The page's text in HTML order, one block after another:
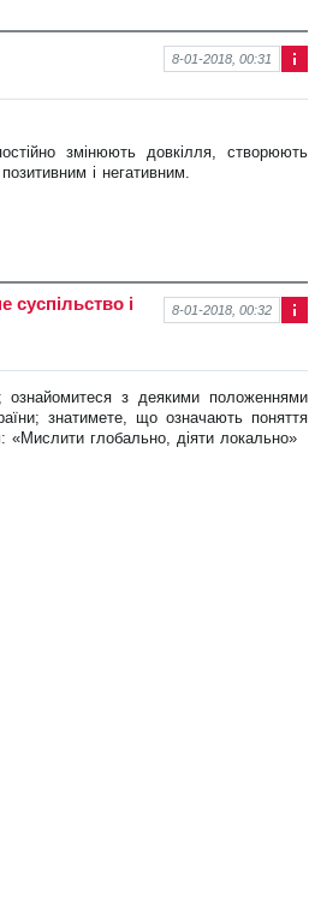
ор
про
8-01-2018, 00:31
змінюють довкілля, створюють
і негативним.
ма
про
нов
ину
8-01-2018, 00:32
суспільство і
ознайомитеся з деякими положеннями
знатимете, що означають поняття
«Мислити глобально, діяти локально»